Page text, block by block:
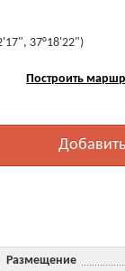
37°18'22")
Построить
Размещение